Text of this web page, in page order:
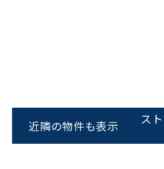
0120-
平日 9:00〜
近隣の物件も表示
ス